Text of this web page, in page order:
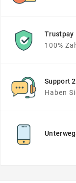
Trustpay
100%
Support
Haben